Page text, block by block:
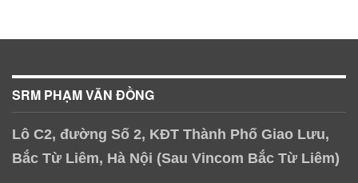
SRM PHẠM VĂN ĐỒNG
Lô C2, đường Số 2, KĐT Thành Phố Giao Lưu,
Bắc Từ Liêm, Hà Nội (Sau Vincom Bắc Từ Liêm)